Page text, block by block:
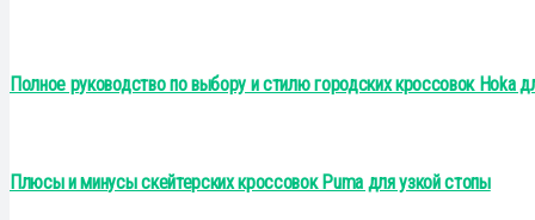
Полное руководство по выбору и стилю городских кроссовок Hoka
Плюсы и минусы скейтерских кроссовок Puma для узкой стопы